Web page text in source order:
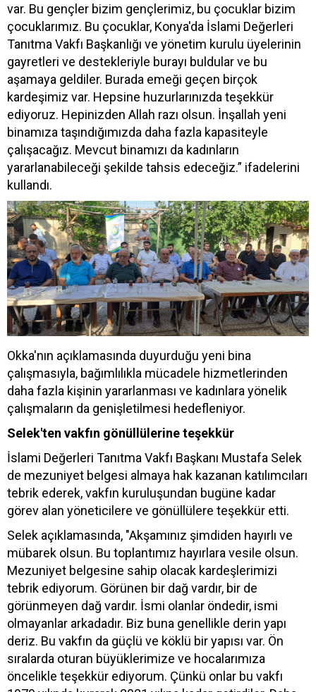
var. Bu gençler bizim gençlerimiz, bu çocuklar bizim
çocuklarımız. Bu çocuklar, Konya'da İslami Değerleri
Tanıtma Vakfı Başkanlığı ve yönetim kurulu üyelerinin
gayretleri ve destekleriyle burayı buldular ve bu
aşamaya geldiler. Burada emeği geçen birçok
kardeşimiz var. Hepsine huzurlarınızda teşekkür
ediyoruz. Hepinizden Allah razı olsun. İnşallah yeni
binamıza taşındığımızda daha fazla kapasiteyle
çalışacağız. Mevcut binamızı da kadınların
yararlanabileceği şekilde tahsis edeceğiz.” ifadelerini
kullandı.
Okka'nın açıklamasında duyurduğu yeni bina
çalışmasıyla, bağımlılıkla mücadele hizmetlerinden
daha fazla kişinin yararlanması ve kadınlara yönelik
çalışmaların da genişletilmesi hedefleniyor.
Selek'ten vakfın gönüllülerine teşekkür
İslami Değerleri Tanıtma Vakfı Başkanı Mustafa Selek
de mezuniyet belgesi almaya hak kazanan katılımcıları
tebrik ederek, vakfın kuruluşundan bugüne kadar
görev alan yöneticilere ve gönüllülere teşekkür etti.
Selek açıklamasında, "Akşamınız şimdiden hayırlı ve
mübarek olsun. Bu toplantımız hayırlara vesile olsun.
Mezuniyet belgesine sahip olacak kardeşlerimizi
tebrik ediyorum. Görünen bir dağ vardır, bir de
görünmeyen dağ vardır. İsmi olanlar öndedir, ismi
olmayanlar arkadadır. Biz buna genellikle derin yapı
deriz. Bu vakfın da güçlü ve köklü bir yapısı var. Ön
sıralarda oturan büyüklerimize ve hocalarımıza
öncelikle teşekkür ediyorum. Çünkü onlar bu vakfı